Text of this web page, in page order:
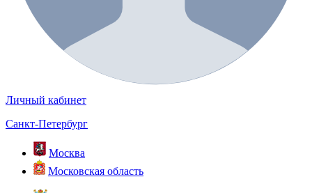
Личный кабинет
Санкт-Петербург
Москва
Московская область